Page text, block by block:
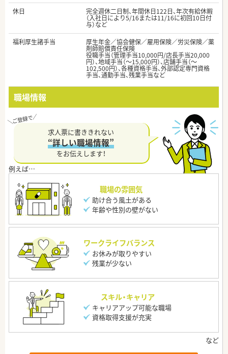
休日
完全週休二日制、年間休日122日、年次有給休暇
（入社日により5/16または11/16に初回10日付
与）など
福利厚生諸手当
厚生年金／協会健保／雇用保険／労災保険／薬
剤師賠償責任保険
役職手当（管理手当10,000円/店長手当20,000
円）、地域手当（～15,000円）、店舗手当（～
102,500円）、各種資格手当、外部認定専門資格
手当、通勤手当、残業手当など
職場情報
求人票に書ききれない
“詳しい職場情報”
をお伝えします！
職場の雰囲気
助け合う風土がある
年齢や性別の壁がない
ワークライフバランス
お休みが取りやすい
残業が少ない
スキル・キャリア
キャリアアップ可能な職場
資格取得支援が充実